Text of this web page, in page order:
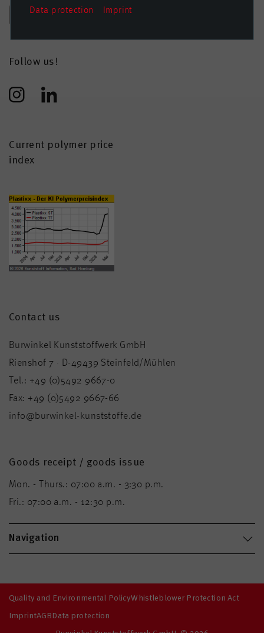
Follow us!
Contact us
Burwinkel Kunststoffwerk GmbH
Rienshof 7 · D-49439 Steinfeld/Mühlen
Tel.: +49 (0)5492 9667-0
Fax: +49 (0)5492 9667-66
info@burwinkel-kunststoffe.de
Goods receipt / goods issue
Mon. - Thurs.: 07:00 a.m. - 3:30 p.m.
Fri.: 07:00 a.m. - 12:30 p.m.
Current polymer price
index
Navigation
Quality and Environmental PolicyWhistleblower Protection Act
ImprintAGB Data protection
Data protection Imprint